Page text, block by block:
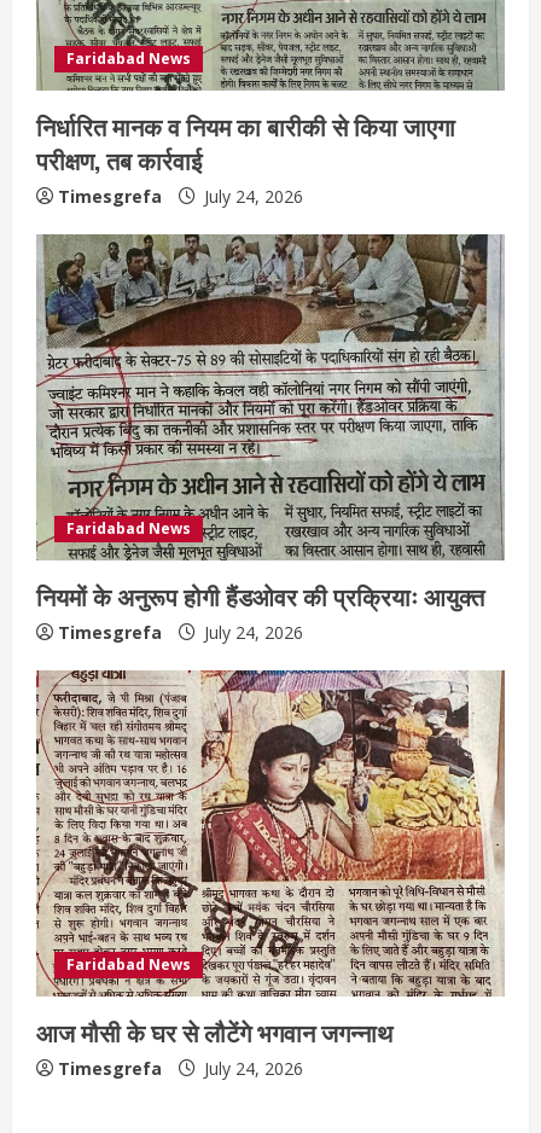
Faridabad News
निर्धारित मानक व नियम का बारीकी से किया जाएगा
परीक्षण, तब कार्रवाई
Timesgrefa July 24, 2026
Faridabad News
नियमों के अनुरूप होगी हैंडओवर की प्रक्रियाः आयुक्त
Timesgrefa July 24, 2026
Faridabad News
आज मौसी के घर से लौटेंगे भगवान जगन्नाथ
Timesgrefa July 24, 2026